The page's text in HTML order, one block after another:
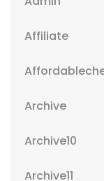
Affiliate
Archive
Archive10
Archive11